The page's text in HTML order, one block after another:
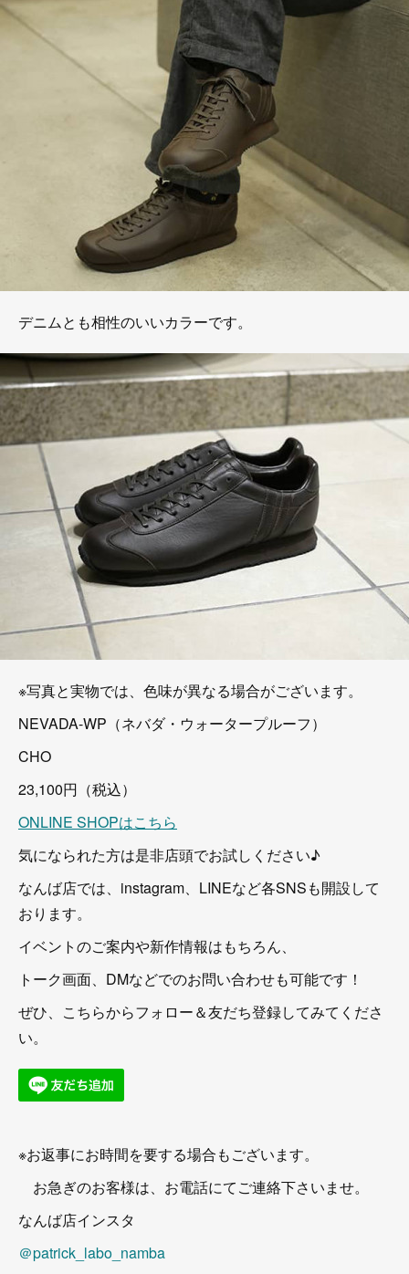
デニムとも相性のいいカラーです。
※写真と実物では、色味が異なる場合がございます。
NEVADA-WP（ネバダ・ウォータープルーフ）
CHO
23,100円（税込）
ONLINE SHOPはこちら
気になられた方は是非店頭でお試しください♪
なんば店では、instagram、LINEなど各SNSも開設して
おります。
イベントのご案内や新作情報はもちろん、
トーク画面、DMなどでのお問い合わせも可能です！
ぜひ、こちらからフォロー＆友だち登録してみてくださ
い。
※お返事にお時間を要する場合もございます。
お急ぎのお客様は、お電話にてご連絡下さいませ。
なんば店インスタ
＠patrick_labo_namba